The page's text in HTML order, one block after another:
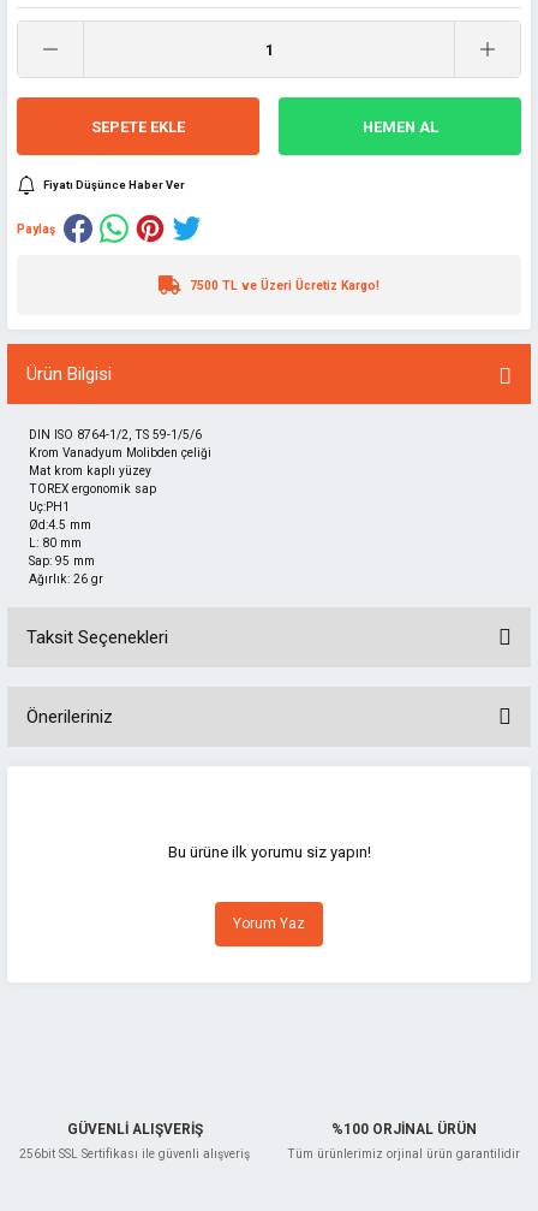
SEPETE EKLE HEMEN AL
Fiyatı Düşünce Haber Ver
Paylaş
7500 TL ve Üzeri Ücretiz Kargo!
Ürün Bilgisi
DIN ISO 8764-1/2, TS 59-1/5/6
Krom Vanadyum Molibden çeliği
Mat krom kaplı yüzey
TOREX ergonomik sap
Uç:PH1
Ød:4.5 mm
L: 80 mm
Sap: 95 mm
Ağırlık: 26 gr
Taksit Seçenekleri
Önerileriniz
Görüş ve önerileriniz için teşekkür ederiz.
Ürün resmi kalitesiz, bozuk veya görüntülenemiyor.
Ürün açıklamasında eksik bilgiler bulunuyor.
Bu ürüne ilk yorumu siz yapın!
Yorum Yaz
GÜVENLİ ALIŞVERİŞ
256bit SSL Sertifikası ile güvenli alışveriş
%100 ORJİNAL ÜRÜN
Tüm ürünlerimiz orjinal ürün garantilidir